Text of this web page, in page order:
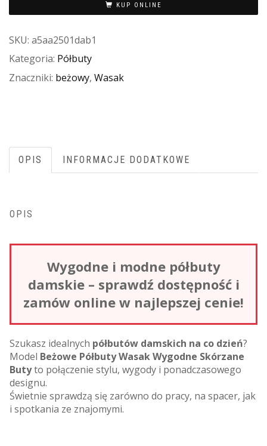
KUP ONLINE
SKU: a5aa2501dab1
Kategoria: Półbuty
Znaczniki: beżowy, Wasak
OPIS INFORMACJE DODATKOWE
OPIS
Wygodne i modne półbuty
damskie – sprawdź dostępność i
zamów online w najlepszej cenie!
Szukasz idealnych półbutów damskich na co dzień?
Model Beżowe Półbuty Wasak Wygodne Skórzane
Butyto połączenie stylu, wygody i ponadczasowego
designu.
Świetnie sprawdzą się zarówno do pracy, na spacer, jak
i spotkania ze znajomymi.